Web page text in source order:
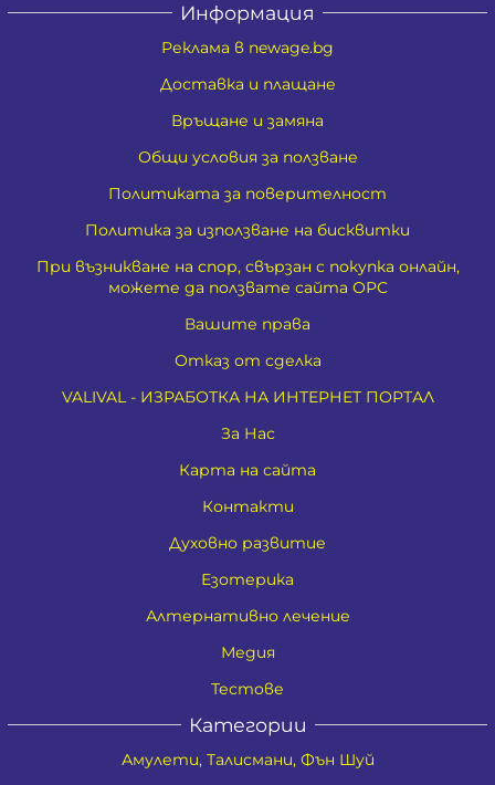
Информация
Реклама в newage.bg
Доставка и плащане
Връщане и замяна
Общи условия за ползване
Политиката за поверителност
Политика за използване на бисквитки
При възникване на спор, свързан с покупка онлайн,
можете да ползвате сайта ОРС
Вашите права
Отказ от сделка
VALIVAL - ИЗРАБОТКА НА ИНТЕРНЕТ ПОРТАЛ
За Нас
Карта на сайта
Контакти
Духовно развитие
Езотерика
Алтернативно лечение
Медия
Тестове
Категории
Амулети, Талисмани, Фън Шуй